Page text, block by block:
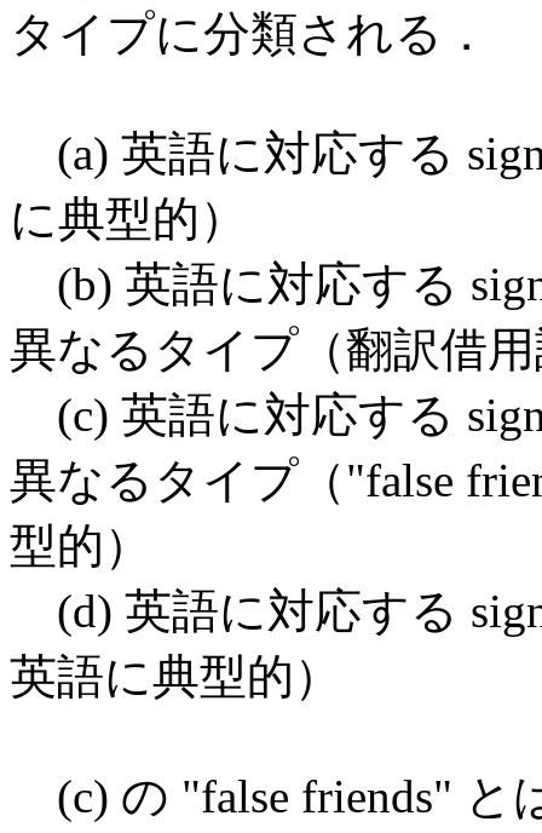
タイプに分類される．
(a) 英語に対応する
に典型的）
(b) 英語に対応する
異なるタイプ（翻訳借
(c) 英語に対応する
異なるタイプ（"false
型的）
(d) 英語に対応する
英語に典型的）
(c) の "false friends" と